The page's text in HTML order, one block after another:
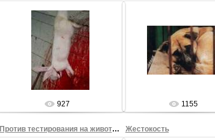
27.08.2009
Sham69
927
27.08.2009
Sham69
1155
Против тестирования на животных Жестокость